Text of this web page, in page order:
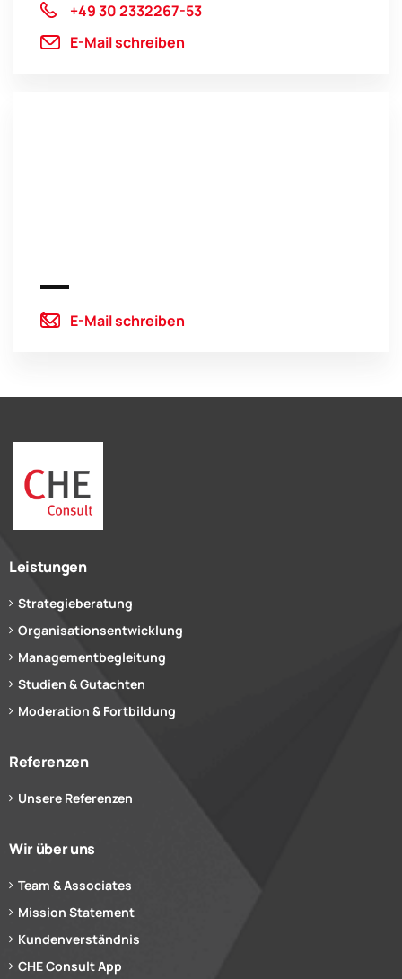
+49 30 2332267-53
E-Mail schreiben
E-Mail schreiben
Leistungen
Strategieberatung
Organisationsentwicklung
Managementbegleitung
Studien & Gutachten
Moderation & Fortbildung
Referenzen
Unsere Referenzen
Wir über uns
Team & Associates
Mission Statement
Kundenverständnis
CHE Consult App